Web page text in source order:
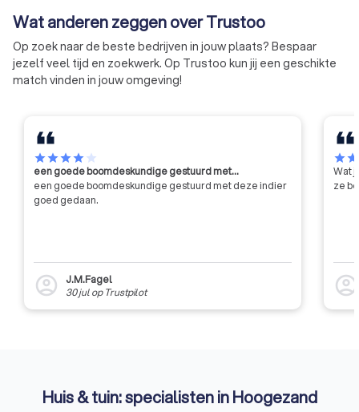
voorbereid aan je
Wat anderen zeggen over Trustoo
Op zoek naar de beste bedrijven in jouw plaats? Bespaar
jezelf veel tijd en zoekwerk. Op Trustoo kun jij een geschikte
match vinden in jouw omgeving!
starstarstarstarstar
een goede boomdeskundige gestuurd met…
een goede boomdeskundige gestuurd met deze indier
goed gedaan.
account_circle
J.M.Fagel
30 julop Trustpilot
starstar
Wat
ze
account_circle
Huis & tuin: specialisten in Hoogezand